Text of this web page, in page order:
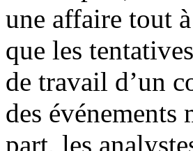
une affaire tout
que les
de travail d’un
des
part, les